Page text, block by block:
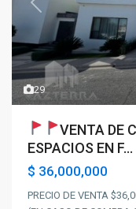
29
Previous
VENTA DE
ESPACIOS EN F...
$ 36,000,000
PRECIO DE VENTA